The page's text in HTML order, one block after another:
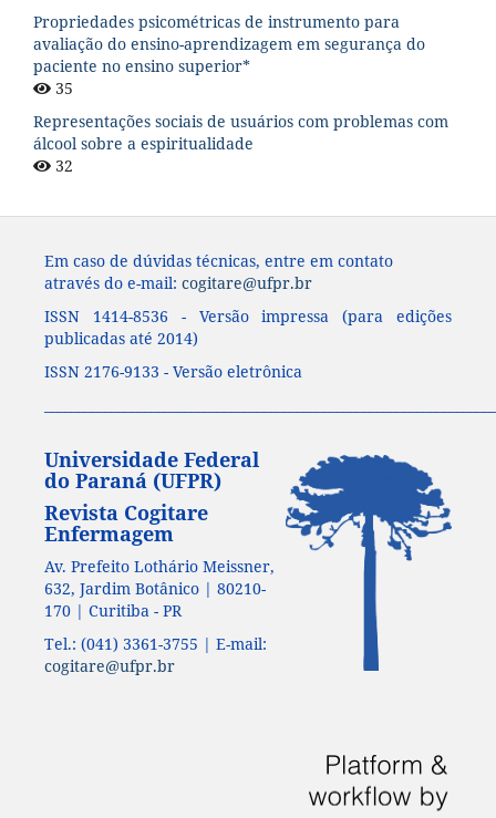
Propriedades psicométricas de instrumento para
avaliação do ensino-aprendizagem em segurança do
paciente no ensino superior*
35
Representações sociais de usuários com problemas com
álcool sobre a espiritualidade
32
Em caso de dúvidas técnicas, entre em contato
através do e-mail: cogitare@ufpr.br
ISSN 1414-8536 - Versão impressa (para edições
publicadas até 2014)
ISSN 2176-9133 - Versão eletrônica
Universidade Federal
do Paraná (UFPR)
Revista Cogitare
Enfermagem
Av. Prefeito Lothário Meissner,
632, Jardim Botânico | 80210-
170 | Curitiba - PR
Tel.: (041) 3361-3755 | E-mail:
cogitare@ufpr.br